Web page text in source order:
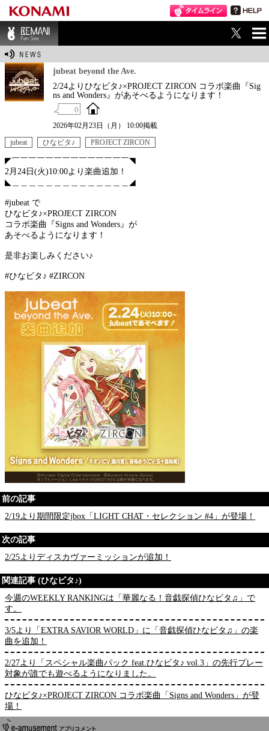
BEMANI Fan Sit
jubeat beyond the Ave.
2/24よりひなビタ♪×PROJECT ZIRCON コラボ楽曲『Sig
ns and Wonders』があそべるようになります！
0
2026年02月23日（月） 10:00掲載
jubeat
ひなビタ♪ PROJECT ZIRCON
◤￣￣￣￣￣￣￣￣￣￣￣￣￣￣◥
2月24日(火)10:00より楽曲追加！
◣＿＿＿＿＿＿＿＿＿＿＿＿＿＿◢
#jubeat で
ひなビタ♪×PROJECT ZIRCON
コラボ楽曲『Signs and Wonders』が
あそべるようになります！
是非お楽しみください♪
#ひなビタ♪ #ZIRCON
前の記事
2/19より期間限定jbox「LIGHT CHAT・セレクション #4」が登場！
次の記事
2/25よりディスカヴァーミッションが追加！
関連記事 (ひなビタ♪)
今週のWEEKLY RANKINGは「華麗なる！音戯探偵ひなビタ♫」で
す。
3/5より「EXTRA SAVIOR WORLD」に「音戯探偵ひなビタ♫」の楽
曲を追加！
2/27より「スペシャル楽曲パック feat.ひなビタ♪ vol.3」の先行プレー
対象が誰でも遊べるようになりました。
ひなビタ♪×PROJECT ZIRCON コラボ楽曲「Signs and Wonders」が登
場！